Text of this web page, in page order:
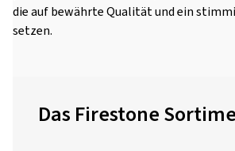
die auf bewährte Qualität und ein
setzen.
Das Firestone